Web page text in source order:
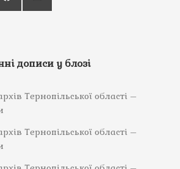
дописи у блозі
Тернопільської області –
Тернопільської області –